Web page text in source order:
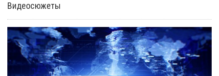
Видеосюжеты